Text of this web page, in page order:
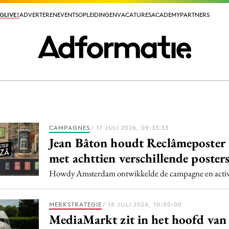
ADVERTERENEVENTSOPLEIDINGENVACATURESACADEMYPARTNERS
ADVERTERENEVENTSOPLEIDINGENVACATURESACADEMYPARTNERS
app
PR
CAMPAGNES / 17 JULI 2026, 09:33:33
Jean Bâton houdt Reclâmeposter
met achttien verschillende posters
Howdy Amsterdam ontwikkelde de campagne en
MERKSTRATEGIE / 16 JULI 2026, 10:00:00
MediaMarkt zit in het hoofd van